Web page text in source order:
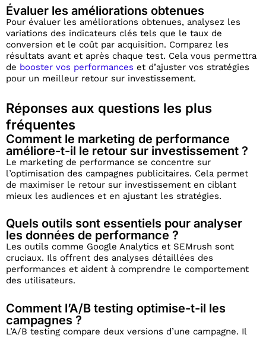
Évaluer les améliorations obtenues
Pour évaluer les améliorations obtenues, analysez les
variations des indicateurs clés tels que le taux de
conversion et le coût par acquisition. Comparez les
résultats avant et après chaque test. Cela vous permettra
de booster vos performances et d’ajuster vos stratégies
pour un meilleur retour sur investissement.
Réponses aux questions les plus
fréquentes
Comment le marketing de performance
améliore-t-il le retour sur investissement ?
Le marketing de performance se concentre sur
l’optimisation des campagnes publicitaires. Cela permet
de maximiser le retour sur investissement en ciblant
mieux les audiences et en ajustant les stratégies.
Quels outils sont essentiels pour analyser
les données de performance ?
Les outils comme Google Analytics et SEMrush sont
cruciaux. Ils offrent des analyses détaillées des
performances et aident à comprendre le comportement
des utilisateurs.
Comment l’A/B testing optimise-t-il les
campagnes ?
L’A/B testing compare deux versions d’une campagne. Il